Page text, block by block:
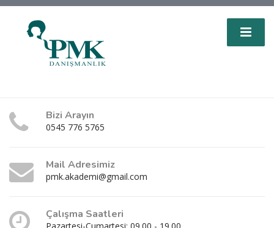
Bizi Arayın
0545 776 5765
Mail Adresimiz
pmk.akademi@gmail.com
Çalışma Saatleri